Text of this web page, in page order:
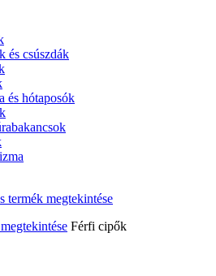
és csúszdák
és hótaposók
Férfi cipők